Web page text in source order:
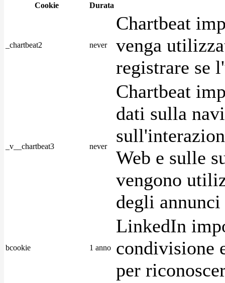
Cookie Durata
_chartbeat2 never
Chartbeat
venga
registrare se
_v__chartbeat3 never
Chartbeat
dati sulla
Web e sulle
vengono
degli
bcookie 1 anno
LinkedIn
condivisione
per